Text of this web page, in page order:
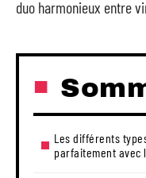
duo harmonieux entre
Les différents
parfaitement avec